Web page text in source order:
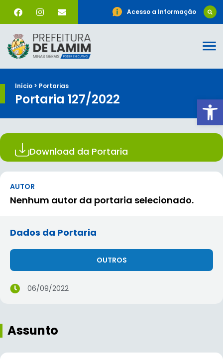
Acesso a Informação
Início > Portarias
Portaria 127/2022
Download da Portaria
AUTOR
Nenhum autor da portaria selecionado.
Dados da Portaria
OUTROS
06/09/2022
Assunto